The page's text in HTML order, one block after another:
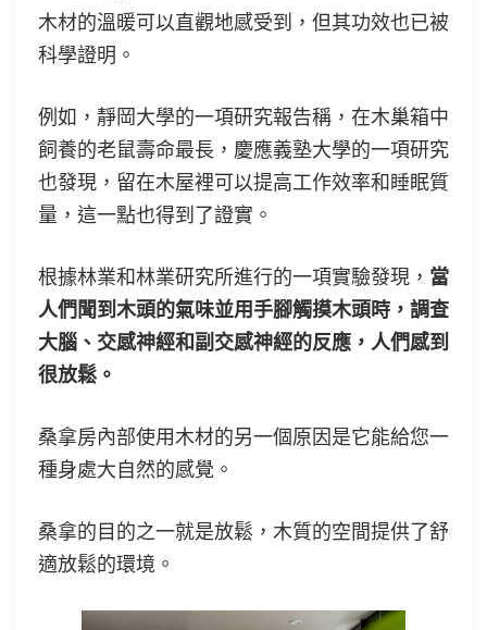
木材的溫暖可以直觀地感受到，但其功效也已被
科學證明。
例如，靜岡大學的一項研究報告稱，在木巢箱中
飼養的老鼠壽命最長，慶應義塾大學的一項研究
也發現，留在木屋裡可以提高工作效率和睡眠質
量，這一點也得到了證實。
根據林業和林業研究所進行的一項實驗發現， 當
人們聞到木頭的氣味並用手腳觸摸木頭時，調查
大腦、交感神經和副交感神經的反應，人們感到
很放鬆。
桑拿房內部使用木材的另一個原因是它能給您一
種身處大自然的感覺。
桑拿的目的之一就是放鬆，木質的空間提供了舒
適放鬆的環境。